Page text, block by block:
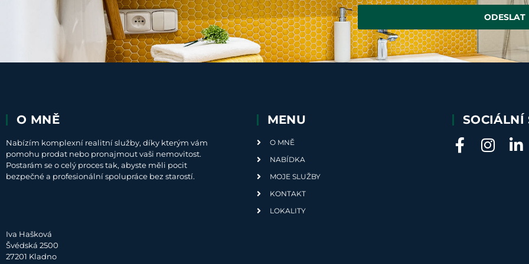
ODESLAT
O MNĚ
Nabízím komplexní realitní služby, díky kterým vám
pomohu prodat nebo pronajmout vaši nemovitost.
Postarám se o celý proces tak, abyste měli pocit
bezpečné a profesionální spolupráce bez starostí.
Iva Hašková
Švédská 2500
27201 Kladno
MENU
O MNĚ
NABÍDKA
MOJE SLUŽBY
KONTAKT
LOKALITY
SOCIÁLNÍ